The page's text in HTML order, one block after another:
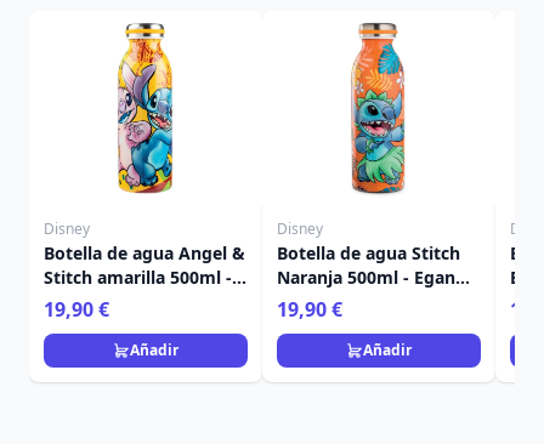
Disney
Botella de agua Angel &
Stitch amarilla 500ml -
Egan Disney Home
19,90 €
Añadir
Disney
Botella de agua Stitch
Naranja 500ml - Egan
Disney Home
19,90 €
Añadir